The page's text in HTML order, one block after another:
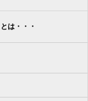
は・・・